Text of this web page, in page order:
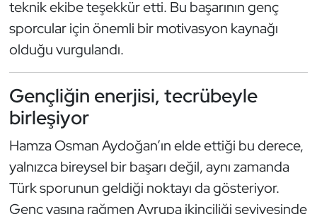
teknik ekibe teşekkür etti. Bu başarının genç
sporcular için önemli bir motivasyon kaynağı
olduğu vurgulandı.
Gençliğin enerjisi, tecrübeyle
birleşiyor
Hamza Osman Aydoğan’ın elde ettiği bu derece,
yalnızca bireysel bir başarı değil, aynı zamanda
Türk sporunun geldiği noktayı da gösteriyor.
Genç yaşına rağmen Avrupa ikinciliği seviyesinde
Ragbi
Satranç
Su Topu
Sualtı Sporları
Tekvando
Tenis